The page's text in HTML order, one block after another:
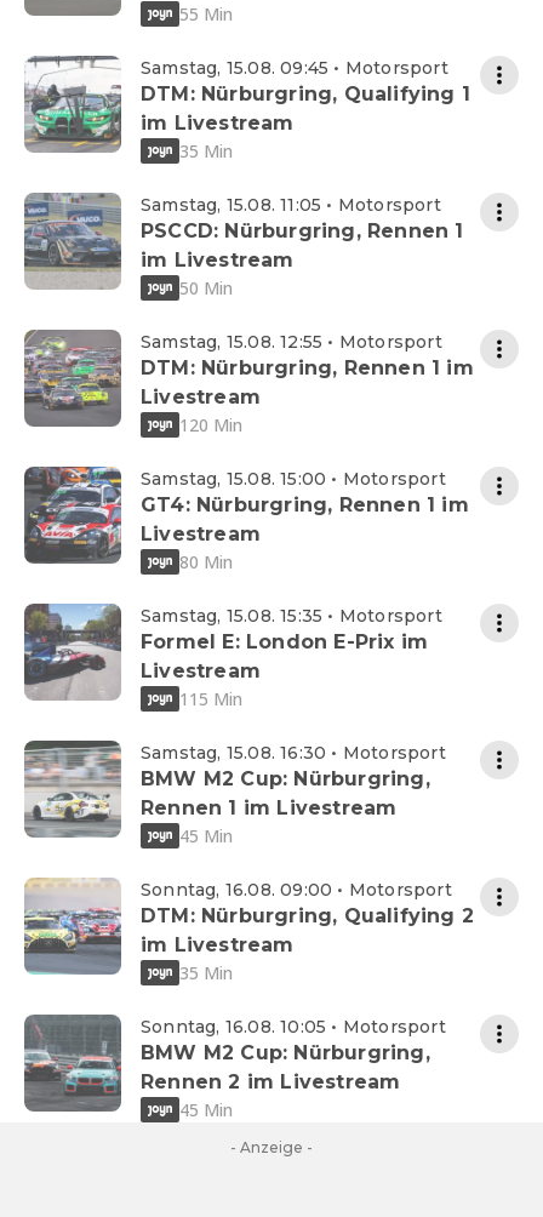
55 Min
Samstag, 15.08. 09:45 • Motorsport
DTM: Nürburgring, Qualifying 1
im Livestream
35 Min
Samstag, 15.08. 11:05 • Motorsport
PSCCD: Nürburgring, Rennen 1
im Livestream
50 Min
Samstag, 15.08. 12:55 • Motorsport
DTM: Nürburgring, Rennen 1 im
Livestream
120 Min
Samstag, 15.08. 15:00 • Motorsport
GT4: Nürburgring, Rennen 1 im
Livestream
80 Min
Samstag, 15.08. 15:35 • Motorsport
Formel E: London E-Prix im
Livestream
115 Min
Samstag, 15.08. 16:30 • Motorsport
BMW M2 Cup: Nürburgring,
Rennen 1 im Livestream
45 Min
Sonntag, 16.08. 09:00 • Motorsport
DTM: Nürburgring, Qualifying 2
im Livestream
35 Min
Sonntag, 16.08. 10:05 • Motorsport
BMW M2 Cup: Nürburgring,
Rennen 2 im Livestream
45 Min
- Anzeige -